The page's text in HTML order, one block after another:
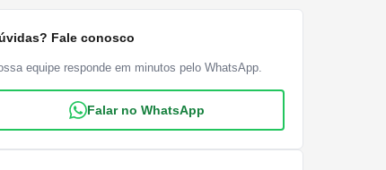
Fale conosco
equipe responde em minutos pelo WhatsApp.
Falar no WhatsApp